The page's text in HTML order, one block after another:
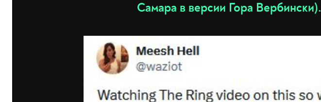
Самара в версии Гора Вербински).